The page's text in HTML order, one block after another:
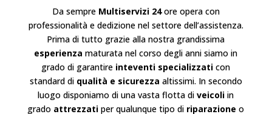
Da sempre Multiservizi 24ore opera con
professionalità e dedizione nel settore dell’assistenza.
Prima di tutto grazie alla nostra grandissima
esperienza maturata nel corso degli anni siamo in
grado di garantire inteventi specializzati con
standard di qualità e sicurezza altissimi. In secondo
luogo disponiamo di una vasta flotta diveicoli in
grado attrezzati per qualunque tipo di riparazione o